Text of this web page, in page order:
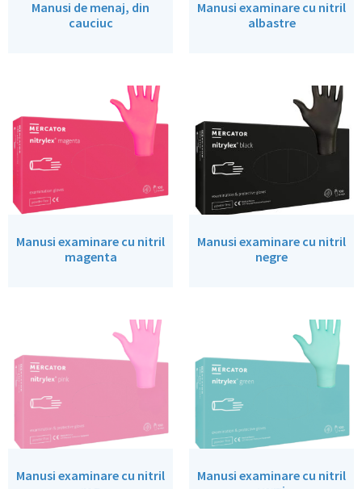
Manusi de menaj, din
cauciuc
Manusi examinare cu nitril
albastre
Manusi examinare cu nitril
magenta
Manusi examinare cu nitril
negre
Manusi examinare cu nitril
Manusi examinare cu nitril